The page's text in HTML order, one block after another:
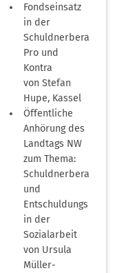
Fondseinsatz
in der
Schuldnerberatung
Pro und
Kontra
von Stefan
Hupe, Kassel
Öffentliche
Anhörung des
Landtags NW
zum Thema:
Schuldnerberatung
und
Entschuldungshilfen
in der
Sozialarbeit
von Ursula
Müller-